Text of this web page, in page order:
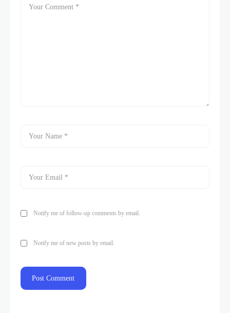
Notify me of follow-up comments by email.
Notify me of new posts by email.